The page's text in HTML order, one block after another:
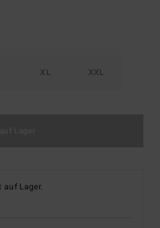
XL XXL
Lager.